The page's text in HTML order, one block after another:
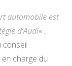
automobile est
d’Audi« ,
conseil
charge du